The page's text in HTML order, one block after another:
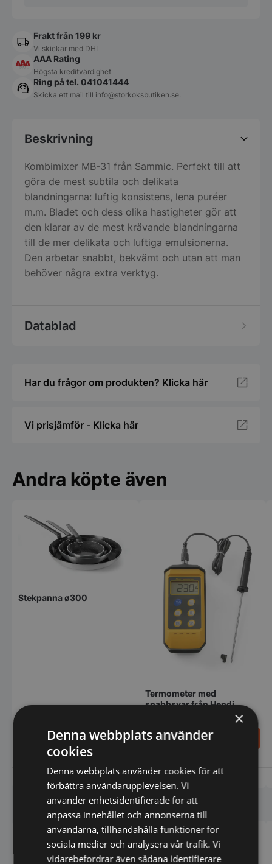
Frakt från 199 kr
Vi skickar med DHL
AAA Rating
Högsta kreditvärdighet
Ring på tel. 041041444
Skicka ett mail till info@storkoksbutiken.se.
Beskrivning
Kombimixer MB-31 från Sammic. Perfekt till att
göra de mest subtila och delikata
blandningarna: luftig konsistens, lena puréer
m.m. Bladet och dess olika hastigheter gör att
den klarar av de mest krävande blandningarna
till de mer delikata och luftiga emulsionerna.
Den arbetar snabbt, bekvämt och utan att man
behöver några extra verktyg.
Datablad
Har du frågor om produkten? Klicka här
Vi prisjämför - Klicka här
Andra köpte även
Stekpanna ø300
644,00SEK
Termometer med
snabbsvar från Hendi
989,00SEK
Liknande produkter
×
Denna webbplats använder
cookies
Denna webbplats använder cookies för att
förbättra användarupplevelsen. Vi
använder enhetsidentifierade för att
anpassa innehållet och annonserna till
användarna, tillhandahålla funktioner för
sociala medier och analysera vår trafik. Vi
vidarebefordrar även sådana identifierare